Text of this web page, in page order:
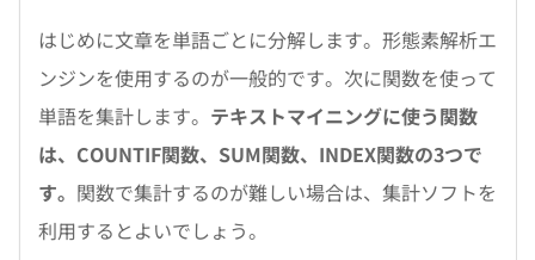
はじめに文章を単語ごとに分解します。形態素解析エ
ンジンを使用するのが一般的です。次に関数を使って
単語を集計します。 テキストマイニングに使う関数
は、COUNTIF関数、SUM関数、INDEX関数の3つで
す。 関数で集計するのが難しい場合は、集計ソフトを
利用するとよいでしょう。